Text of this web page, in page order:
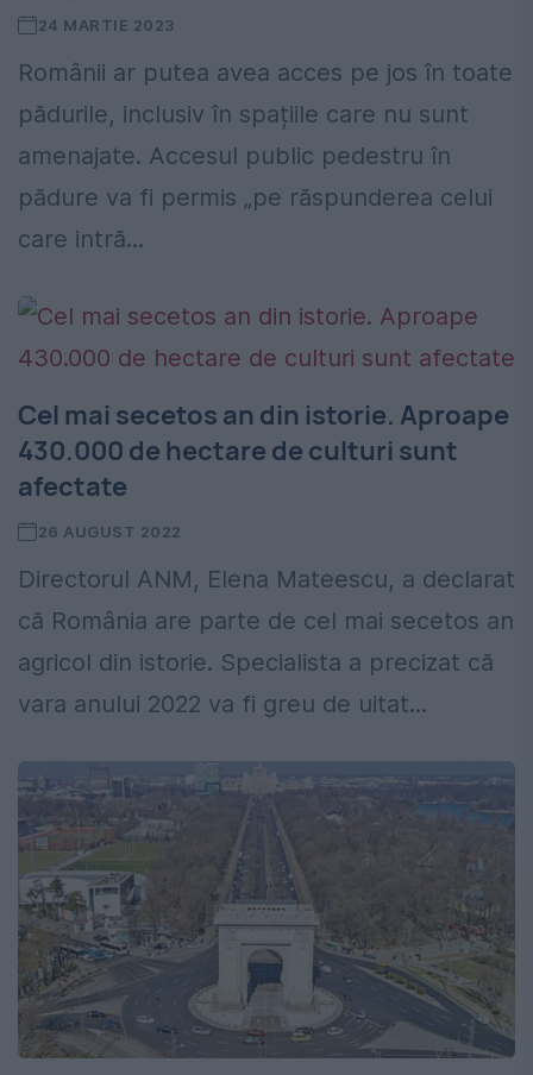
24 MARTIE 2023
Românii ar putea avea acces pe jos în toate
pădurile, inclusiv în spațiile care nu sunt
amenajate. Accesul public pedestru în
pădure va fi permis „pe răspunderea celui
care intră...
Cel mai secetos an din istorie. Aproape
430.000 de hectare de culturi sunt
afectate
26 AUGUST 2022
Directorul ANM, Elena Mateescu, a declarat
că România are parte de cel mai secetos an
agricol din istorie. Specialista a precizat că
vara anului 2022 va fi greu de uitat...